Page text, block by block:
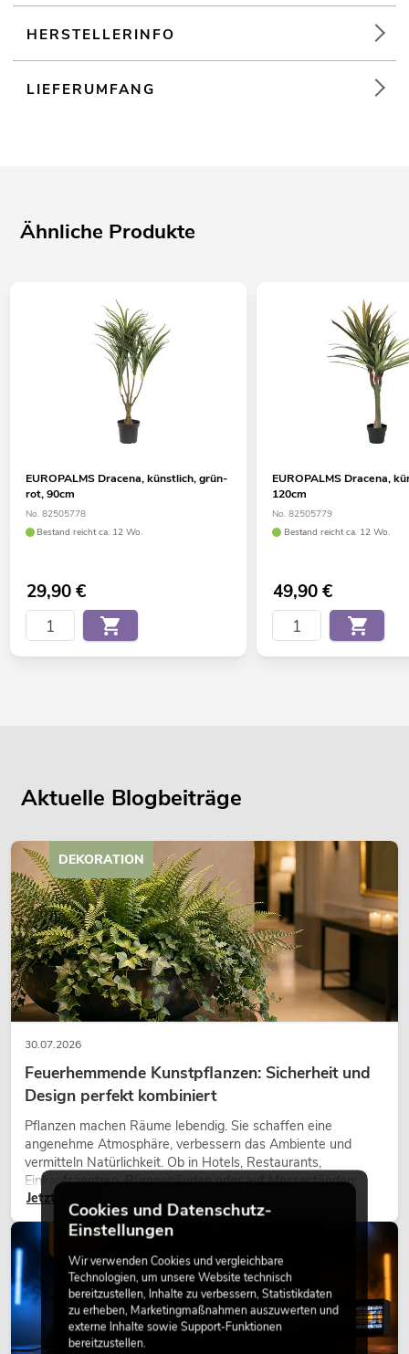
HERSTELLERINFO
LIEFERUMFANG
Ähnliche Produkte
EUROPALMS Dracena, künstlich, grün-
rot, 90cm
No. 82505778
Bestand reicht ca. 12 Wo.
29,90€
EUROPALMS Dracena,
120cm
No. 82505779
Bestand reicht ca. 12 Wo.
49,90€
Aktuelle Blogbeiträge
30.07.2026
Feuerhemmende Kunstpflanzen: Sicherheit und
Design perfekt kombiniert
Pflanzen machen Räume lebendig. Sie schaffen eine
angenehme Atmosphäre, verbessern das Ambiente und
vermitteln Natürlichkeit. Ob in Hotels, Restaurants,
Einkaufszentren, Bürogebäuden oder auf Messeständen:
eine hochwertige Begrünung gehört heute längst zum
modernen Raumkonzept.
Jetzt lesen
DEKORATION
LICHT
Cookies und Datenschutz-
Einstellungen
Wir verwenden Cookies und vergleichbare
Technologien, um unsere Website technisch
bereitzustellen, Inhalte zu verbessern, Statistikdaten
zu erheben, Marketingmaßnahmen auszuwerten und
externe Inhalte sowie Support-Funktionen
bereitzustellen.